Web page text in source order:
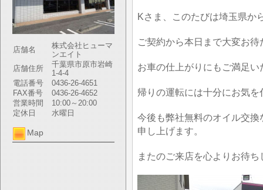
店舗名
株式会社ヒューマ
ンエイト
店舗住所
千葉県市原市岩崎
1-4-4
電話番号
0436-26-4651
FAX番号
0436-26-4652
営業時間
10:00～20:00
定休日
水曜日
Map
Kさま、このたびは埼玉県か
ご契約から本日まで大変お
お車の仕上がりにもご満足
帰りの運転には十分にお気
今後も弊社無料のオイル交
申し上げます。
またのご来店を心よりお待